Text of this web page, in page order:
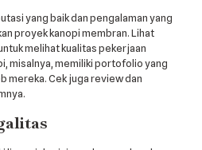
yang baik dan pengalaman yang
proyek kanopi membran. Lihat
melihat kualitas pekerjaan
misalnya, memiliki portofolio yang
mereka. Cek juga review dan